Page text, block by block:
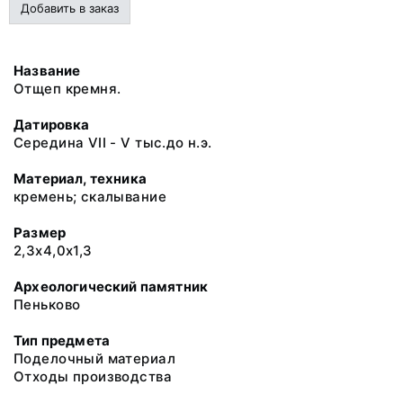
Добавить в заказ
Название
Отщеп кремня.
Датировка
Середина VII - V тыс.до н.э.
Материал, техника
кремень; скалывание
Размер
2,3х4,0х1,3
Археологический памятник
Пеньково
Тип предмета
Поделочный материал
Отходы производства